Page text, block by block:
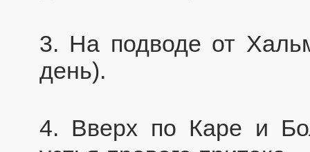
3. На подводе от
день).
4. Вверх по Каре и